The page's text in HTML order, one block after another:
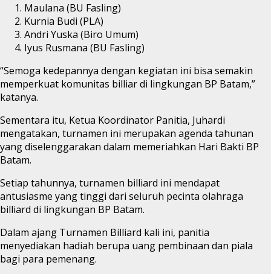
Maulana (BU Fasling)
Kurnia Budi (PLA)
Andri Yuska (Biro Umum)
Iyus Rusmana (BU Fasling)
“Semoga kedepannya dengan kegiatan ini bisa semakin
memperkuat komunitas billiar di lingkungan BP Batam,”
katanya.
Sementara itu, Ketua Koordinator Panitia, Juhardi
mengatakan, turnamen ini merupakan agenda tahunan
yang diselenggarakan dalam memeriahkan Hari Bakti BP
Batam.
Setiap tahunnya, turnamen billiard ini mendapat
antusiasme yang tinggi dari seluruh pecinta olahraga
billiard di lingkungan BP Batam.
Dalam ajang Turnamen Billiard kali ini, panitia
menyediakan hadiah berupa uang pembinaan dan piala
bagi para pemenang.